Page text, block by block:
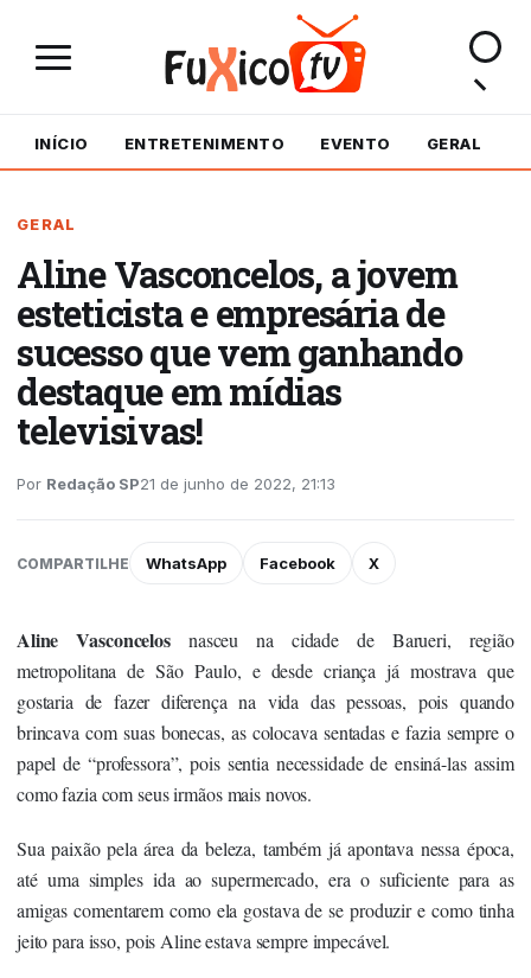
INÍCIO ENTRETENIMENTO EVENTO GERAL
GERAL
Aline Vasconcelos, a jovem
esteticista e empresária de
sucesso que vem ganhando
destaque em mídias
televisivas!
Por Redação SP21 de junho de 2022, 21:13
COMPARTILHE WhatsApp Facebook X
Aline Vasconcelosnasceu na cidade de Barueri, região
metropolitana de São Paulo, e desde criança já mostrava que
gostaria de fazer diferença na vida das pessoas, pois quando
brincava com suas bonecas, as colocava sentadas e fazia sempre o
papel de “professora”, pois sentia necessidade de ensiná-las assim
como fazia com seus irmãos mais novos.
Sua paixão pela área da beleza, também já apontava nessa época,
até uma simples ida ao supermercado, era o suficiente para as
amigas comentarem como ela gostava de se produzir e como tinha
jeito para isso, pois Aline estava sempre impecável.